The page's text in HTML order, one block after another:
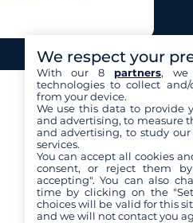
We respect your
With our 8 partners, we
technologies to collect
from your device.
We use this data to provide
and advertising, to measure
and advertising, to study
services.
You can accept all cookies
consent, or reject them
accepting". You can also
time by clicking on the
choices will be valid for this
and we will not contact you